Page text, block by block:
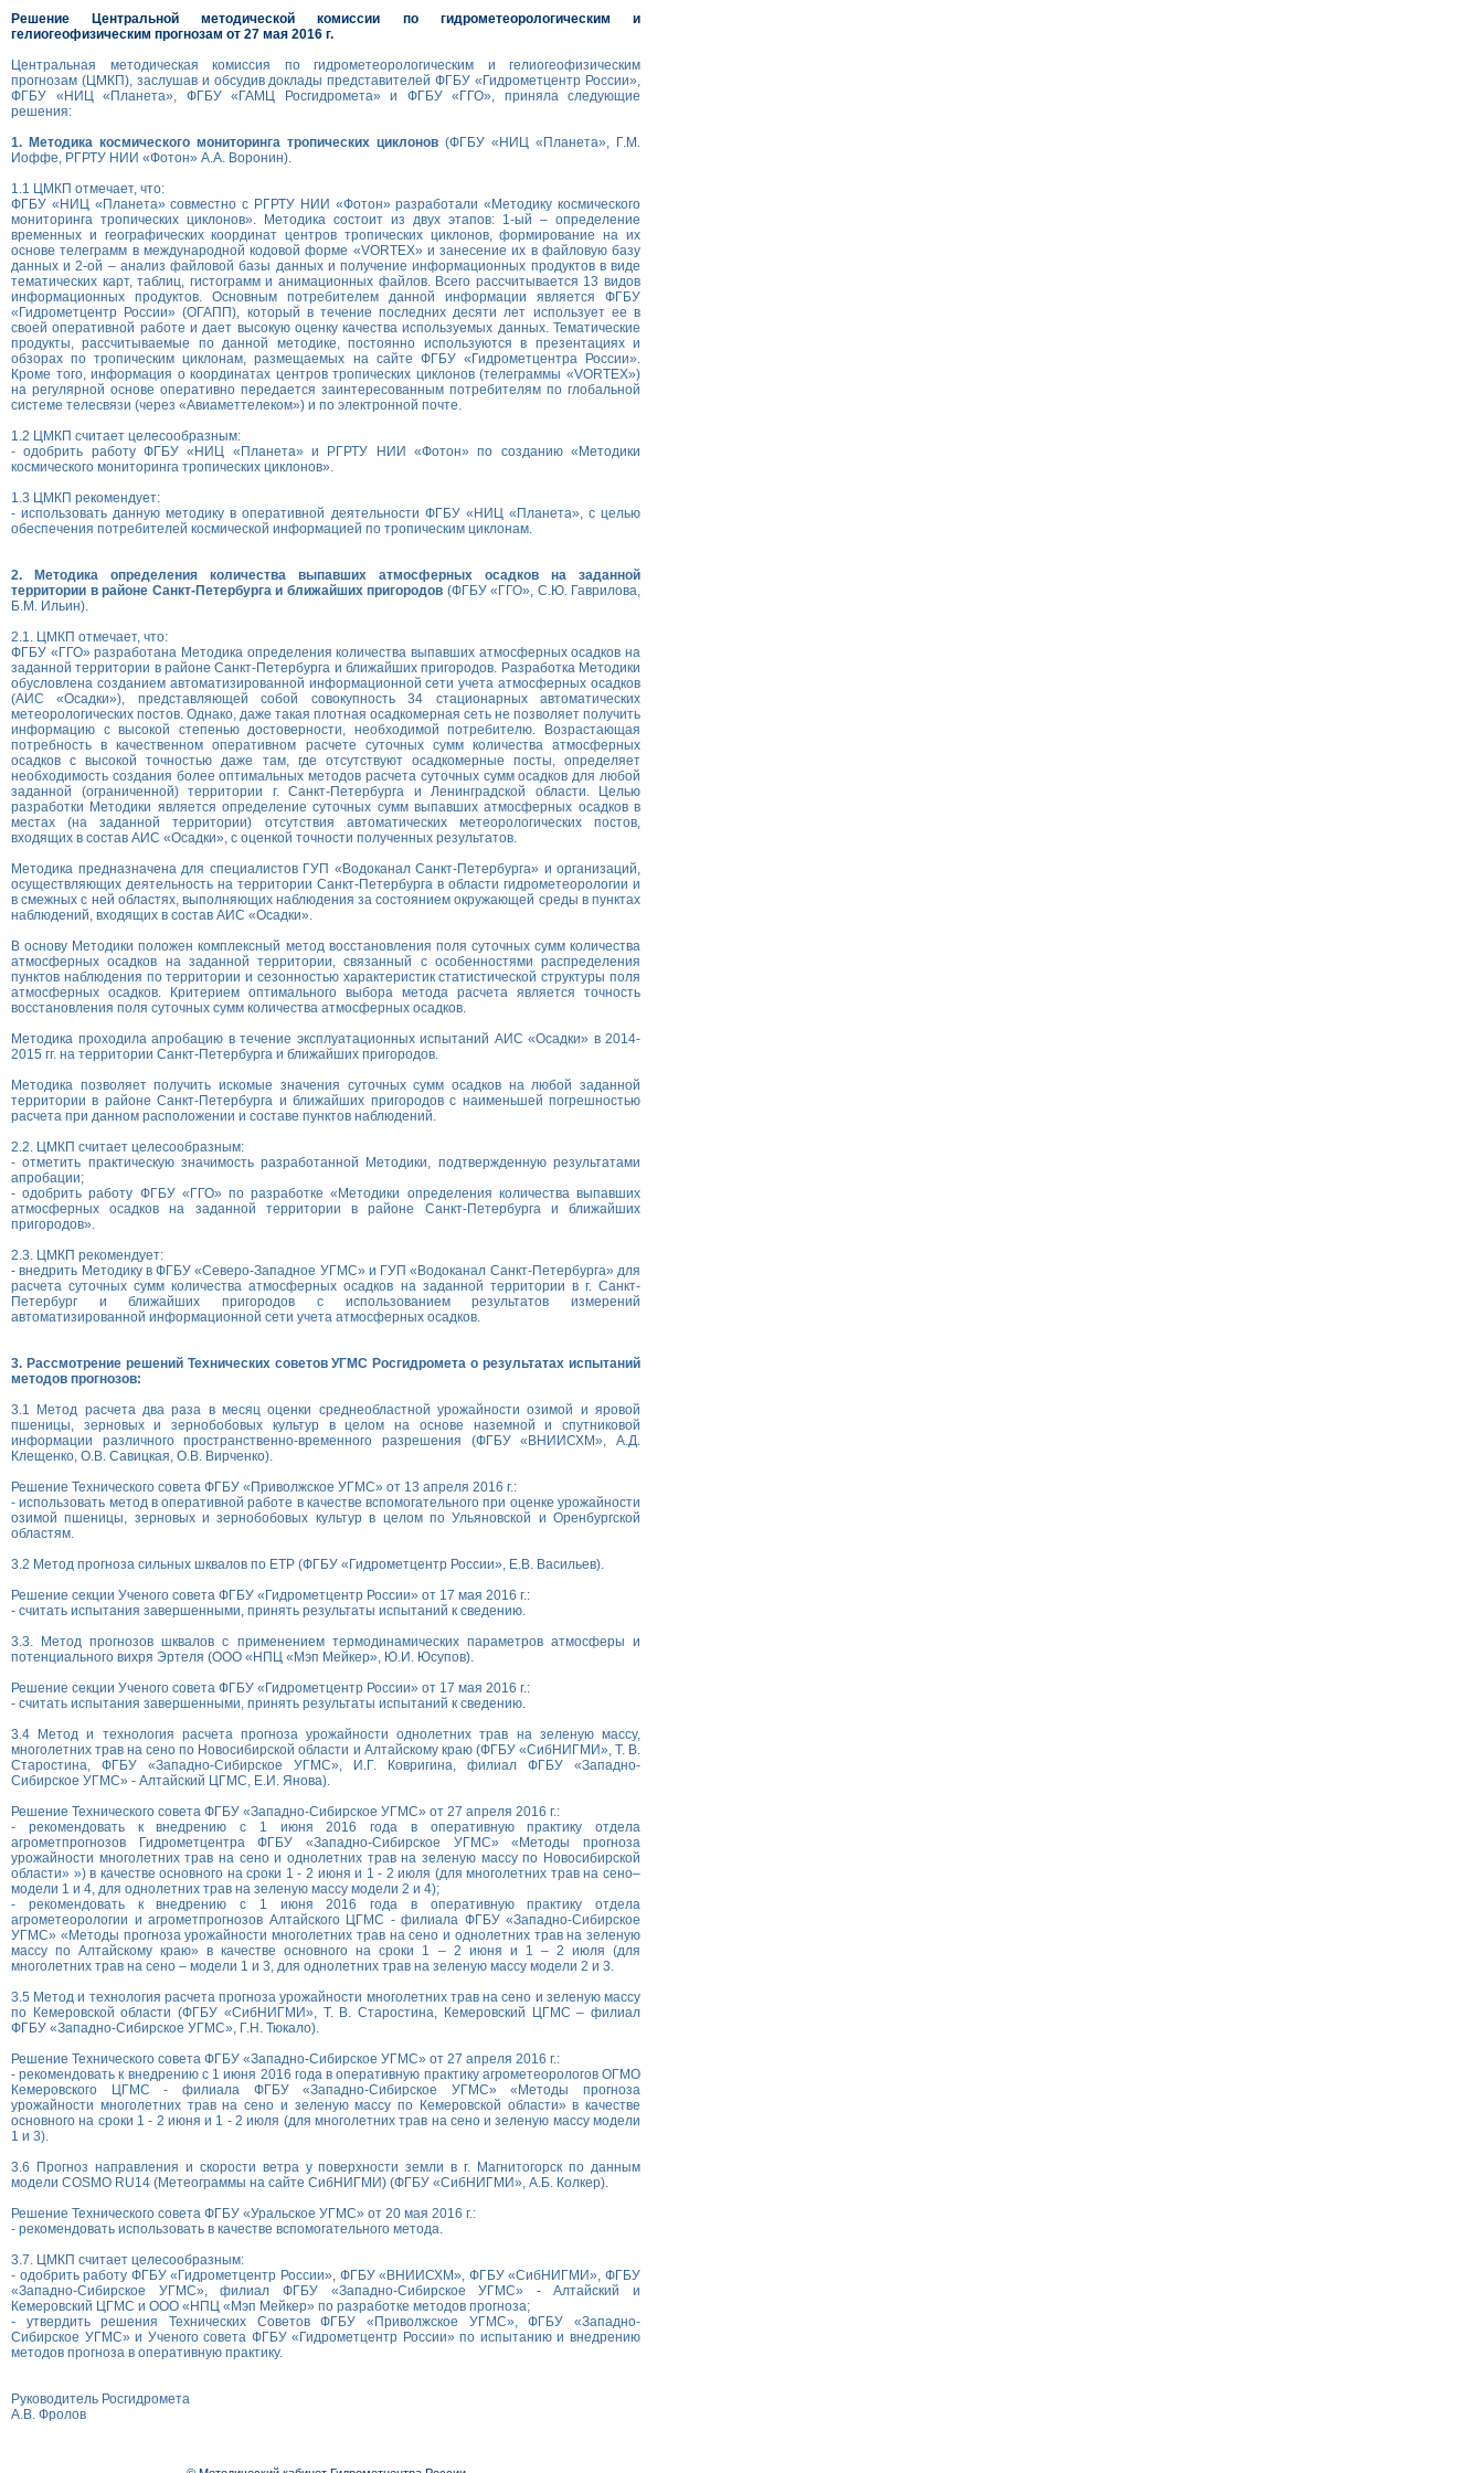
Решение Центральной методической комиссии по гидрометеорологическим и
гелиогеофизическим прогнозам от 27 мая 2016 г.
Центральная методическая комиссия по гидрометеорологическим и гелиогеофизическим
прогнозам (ЦМКП), заслушав и обсудив доклады представителей ФГБУ «Гидрометцентр России»,
ФГБУ «НИЦ «Планета», ФГБУ «ГАМЦ Росгидромета» и ФГБУ «ГГО», приняла следующие
решения:
1. Методика космического мониторинга тропических циклонов (ФГБУ «НИЦ «Планета», Г.М.
Иоффе, РГРТУ НИИ «Фотон» А.А. Воронин).
1.1 ЦМКП отмечает, что:
ФГБУ «НИЦ «Планета» совместно с РГРТУ НИИ «Фотон» разработали «Методику космического
мониторинга тропических циклонов». Методика состоит из двух этапов: 1-ый – определение
временных и географических координат центров тропических циклонов, формирование на их
основе телеграмм в международной кодовой форме «VORTEX» и занесение их в файловую базу
данных и 2-ой – анализ файловой базы данных и получение информационных продуктов в виде
тематических карт, таблиц, гистограмм и анимационных файлов. Всего рассчитывается 13 видов
информационных продуктов. Основным потребителем данной информации является ФГБУ
«Гидрометцентр России» (ОГАПП), который в течение последних десяти лет использует ее в
своей оперативной работе и дает высокую оценку качества используемых данных. Тематические
продукты, рассчитываемые по данной методике, постоянно используются в презентациях и
обзорах по тропическим циклонам, размещаемых на сайте ФГБУ «Гидрометцентра России».
Кроме того, информация о координатах центров тропических циклонов (телеграммы «VORTEX»)
на регулярной основе оперативно передается заинтересованным потребителям по глобальной
системе телесвязи (через «Авиаметтелеком») и по электронной почте.
1.2 ЦМКП считает целесообразным:
- одобрить работу ФГБУ «НИЦ «Планета» и РГРТУ НИИ «Фотон» по созданию «Методики
космического мониторинга тропических циклонов».
1.3 ЦМКП рекомендует:
- использовать данную методику в оперативной деятельности ФГБУ «НИЦ «Планета», с целью
обеспечения потребителей космической информацией по тропическим циклонам.
2. Методика определения количества выпавших атмосферных осадков на заданной
территории в районе Санкт-Петербурга и ближайших пригородов (ФГБУ «ГГО», С.Ю. Гаврилова,
Б.М. Ильин).
2.1. ЦМКП отмечает, что:
ФГБУ «ГГО» разработана Методика определения количества выпавших атмосферных осадков на
заданной территории в районе Санкт-Петербурга и ближайших пригородов. Разработка Методики
обусловлена созданием автоматизированной информационной сети учета атмосферных осадков
(АИС «Осадки»), представляющей собой совокупность 34 стационарных автоматических
метеорологических постов. Однако, даже такая плотная осадкомерная сеть не позволяет получить
информацию с высокой степенью достоверности, необходимой потребителю. Возрастающая
потребность в качественном оперативном расчете суточных сумм количества атмосферных
осадков с высокой точностью даже там, где отсутствуют осадкомерные посты, определяет
необходимость создания более оптимальных методов расчета суточных сумм осадков для любой
заданной (ограниченной) территории г. Санкт-Петербурга и Ленинградской области. Целью
разработки Методики является определение суточных сумм выпавших атмосферных осадков в
местах (на заданной территории) отсутствия автоматических метеорологических постов,
входящих в состав АИС «Осадки», с оценкой точности полученных результатов.
Методика предназначена для специалистов ГУП «Водоканал Санкт-Петербурга» и организаций,
осуществляющих деятельность на территории Санкт-Петербурга в области гидрометеорологии и
в смежных с ней областях, выполняющих наблюдения за состоянием окружающей среды в пунктах
наблюдений, входящих в состав АИС «Осадки».
В основу Методики положен комплексный метод восстановления поля суточных сумм количества
атмосферных осадков на заданной территории, связанный с особенностями распределения
пунктов наблюдения по территории и сезонностью характеристик статистической структуры поля
атмосферных осадков. Критерием оптимального выбора метода расчета является точность
восстановления поля суточных сумм количества атмосферных осадков.
Методика проходила апробацию в течение эксплуатационных испытаний АИС «Осадки» в 2014-
2015 гг. на территории Санкт-Петербурга и ближайших пригородов.
Методика позволяет получить искомые значения суточных сумм осадков на любой заданной
территории в районе Санкт-Петербурга и ближайших пригородов с наименьшей погрешностью
расчета при данном расположении и составе пунктов наблюдений.
2.2. ЦМКП считает целесообразным:
- отметить практическую значимость разработанной Методики, подтвержденную результатами
апробации;
- одобрить работу ФГБУ «ГГО» по разработке «Методики определения количества выпавших
атмосферных осадков на заданной территории в районе Санкт-Петербурга и ближайших
пригородов».
2.3. ЦМКП рекомендует:
- внедрить Методику в ФГБУ «Северо-Западное УГМС» и ГУП «Водоканал Санкт-Петербурга» для
расчета суточных сумм количества атмосферных осадков на заданной территории в г. Санкт-
Петербург и ближайших пригородов с использованием результатов измерений
автоматизированной информационной сети учета атмосферных осадков.
3. Рассмотрение решений Технических советов УГМС Росгидромета о результатах испытаний
методов прогнозов:
3.1 Метод расчета два раза в месяц оценки среднеобластной урожайности озимой и яровой
пшеницы, зерновых и зернобобовых культур в целом на основе наземной и спутниковой
информации различного пространственно-временного разрешения (ФГБУ «ВНИИСХМ», А.Д.
Клещенко, О.В. Савицкая, О.В. Вирченко).
Решение Технического совета ФГБУ «Приволжское УГМС» от 13 апреля 2016 г.:
- использовать метод в оперативной работе в качестве вспомогательного при оценке урожайности
озимой пшеницы, зерновых и зернобобовых культур в целом по Ульяновской и Оренбургской
областям.
3.2 Метод прогноза сильных шквалов по ЕТР (ФГБУ «Гидрометцентр России», Е.В. Васильев).
Решение секции Ученого совета ФГБУ «Гидрометцентр России» от 17 мая 2016 г.:
- считать испытания завершенными, принять результаты испытаний к сведению.
3.3. Метод прогнозов шквалов c применением термодинамических параметров атмосферы и
потенциального вихря Эртеля (ООО «НПЦ «Мэп Мейкер», Ю.И. Юсупов).
Решение секции Ученого совета ФГБУ «Гидрометцентр России» от 17 мая 2016 г.:
- считать испытания завершенными, принять результаты испытаний к сведению.
3.4 Метод и технология расчета прогноза урожайности однолетних трав на зеленую массу,
многолетних трав на сено по Новосибирской области и Алтайскому краю (ФГБУ «СибНИГМИ», Т. В.
Старостина, ФГБУ «Западно-Сибирское УГМС», И.Г. Ковригина, филиал ФГБУ «Западно-
Сибирское УГМС» - Алтайский ЦГМС, Е.И. Янова).
Решение Технического совета ФГБУ «Западно-Сибирское УГМС» от 27 апреля 2016 г.:
- рекомендовать к внедрению с 1 июня 2016 года в оперативную практику отдела
агрометпрогнозов Гидрометцентра ФГБУ «Западно-Сибирское УГМС» «Методы прогноза
урожайности многолетних трав на сено и однолетних трав на зеленую массу по Новосибирской
области» ») в качестве основного на сроки 1 - 2 июня и 1 - 2 июля (для многолетних трав на сено–
модели 1 и 4, для однолетних трав на зеленую массу модели 2 и 4);
- рекомендовать к внедрению с 1 июня 2016 года в оперативную практику отдела
агрометеорологии и агрометпрогнозов Алтайского ЦГМС - филиала ФГБУ «Западно-Сибирское
УГМС» «Методы прогноза урожайности многолетних трав на сено и однолетних трав на зеленую
массу по Алтайскому краю» в качестве основного на сроки 1 – 2 июня и 1 – 2 июля (для
многолетних трав на сено – модели 1 и 3, для однолетних трав на зеленую массу модели 2 и 3.
3.5 Метод и технология расчета прогноза урожайности многолетних трав на сено и зеленую массу
по Кемеровской области (ФГБУ «СибНИГМИ», Т. В. Старостина, Кемеровский ЦГМС – филиал
ФГБУ «Западно-Сибирское УГМС», Г.Н. Тюкало).
Решение Технического совета ФГБУ «Западно-Сибирское УГМС» от 27 апреля 2016 г.:
- рекомендовать к внедрению с 1 июня 2016 года в оперативную практику агрометеорологов ОГМО
Кемеровского ЦГМС - филиала ФГБУ «Западно-Сибирское УГМС» «Методы прогноза
урожайности многолетних трав на сено и зеленую массу по Кемеровской области» в качестве
основного на сроки 1 - 2 июня и 1 - 2 июля (для многолетних трав на сено и зеленую массу модели
1 и 3).
3.6 Прогноз направления и скорости ветра у поверхности земли в г. Магнитогорск по данным
модели COSMO RU14 (Метеограммы на сайте СибНИГМИ) (ФГБУ «СибНИГМИ», А.Б. Колкер).
Решение Технического совета ФГБУ «Уральское УГМС» от 20 мая 2016 г.:
- рекомендовать использовать в качестве вспомогательного метода.
3.7. ЦМКП считает целесообразным:
- одобрить работу ФГБУ «Гидрометцентр России», ФГБУ «ВНИИСХМ», ФГБУ «СибНИГМИ», ФГБУ
«Западно-Сибирское УГМС», филиал ФГБУ «Западно-Сибирское УГМС» - Алтайский и
Кемеровский ЦГМС и ООО «НПЦ «Мэп Мейкер» по разработке методов прогноза;
- утвердить решения Технических Советов ФГБУ «Приволжское УГМС», ФГБУ «Западно-
Сибирское УГМС» и Ученого совета ФГБУ «Гидрометцентр России» по испытанию и внедрению
методов прогноза в оперативную практику.
Руководитель Росгидромета
А.В. Фролов